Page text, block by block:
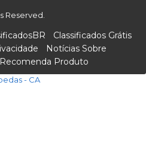
Reserved.
Classificados Grátis
Notícias Sobre
Recomenda Produto
- CA